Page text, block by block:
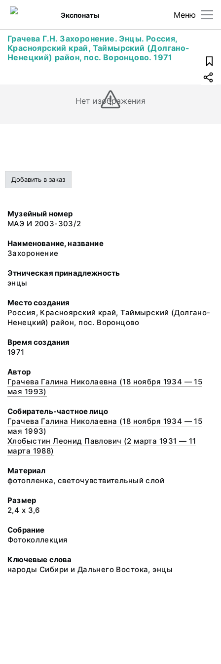
Меню
Экспонаты
Грачева Г.Н. Захоронение. Энцы. Россия,
Красноярский край, Таймырский (Долгано-
Ненецкий) район, пос. Воронцово. 1971
Нет изображения
Добавить в заказ
Музейный номер
МАЭ И 2003-303/2
Наименование, название
Захоронение
Этническая принадлежность
энцы
Место создания
Россия, Красноярский край, Таймырский (Долгано-
Ненецкий) район, пос. Воронцово
Время создания
1971
Автор
Грачева Галина Николаевна (18 ноября 1934 — 15
мая 1993)
Собиратель-частное лицо
Грачева Галина Николаевна (18 ноября 1934 — 15
мая 1993)
Хлобыстин Леонид Павлович (2 марта 1931 — 11
марта 1988)
Материал
фотопленка, светочувствительный слой
Размер
2,4 х 3,6
Собрание
Фотоколлекция
Ключевые слова
народы Сибири и Дальнего Востока, энцы